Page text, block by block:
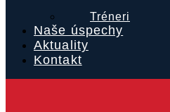
Tréneri
Naše úspechy
Aktuality
Kontakt